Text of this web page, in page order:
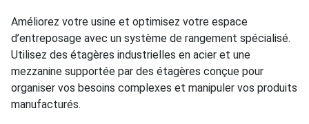
Améliorez votre usine et optimisez votre espace
d’entreposage avec un système de rangement spécialisé.
Utilisez des étagères industrielles en acier et une
mezzanine supportée par des étagères conçue pour
organiser vos besoins complexes et manipuler vos produits
manufacturés.